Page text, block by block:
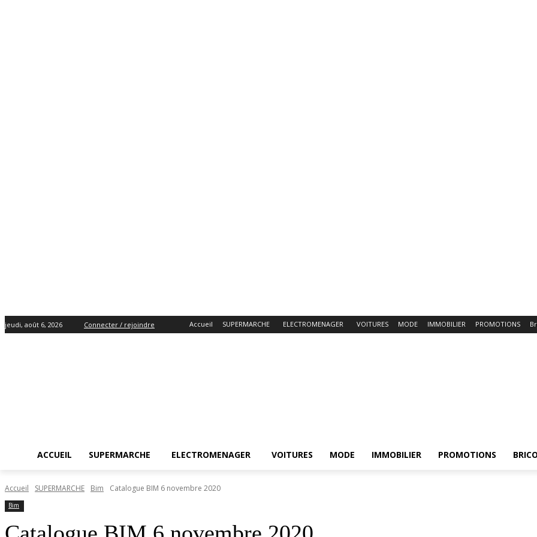
jeudi, août 6, 2026 Connecter / rejoindre Accueil SUPERMARCHE ELECTROMENAGER VOITURES MODE IMMOBILIER PROMOTIONS
ACCUEIL SUPERMARCHE ELECTROMENAGER VOITURES MODE IMMOBILIER PROMOTIONS
Accueil SUPERMARCHE Bim Catalogue BIM 6 novembre 2020
Bim